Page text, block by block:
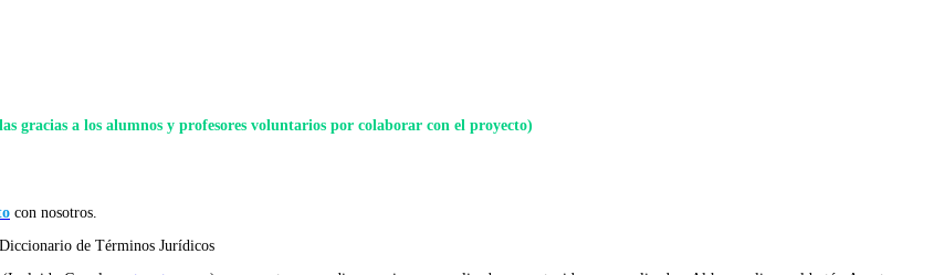
gracias a los alumnos y profesores voluntarios por colaborar con el proyecto)
con nosotros.
de Términos Jurídicos